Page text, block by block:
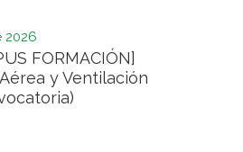
2026
FORMACIÓN]
y Ventilación